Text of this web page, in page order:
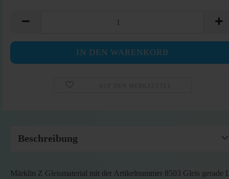
Beschreibung
Märklin Z Gleismaterial mit der Artikelnummer 8503 Gleis gerade